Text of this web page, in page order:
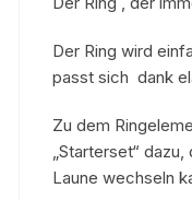
Der Ring wird
passt sich dank
Zu dem
„Starterset“
Laune wechseln